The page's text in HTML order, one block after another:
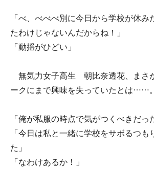
「べ、べべべ別に今日から学校が休み
たわけじゃないんだからね！」
「動揺がひどい」
無気力女子高生 朝比奈透花、まさ
ークにまで興味を失っていたとは……。
「俺が私服の時点で気がつくべきだっ
「今日は私と一緒に学校をサボるつも
た」
「なわけあるか！」